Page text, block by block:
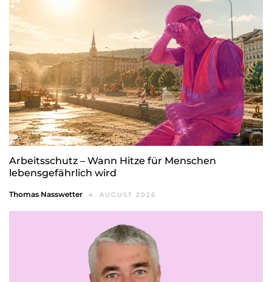
Arbeitsschutz – Wann Hitze für Menschen
lebensgefährlich wird
Thomas Nasswetter 4. AUGUST 2026